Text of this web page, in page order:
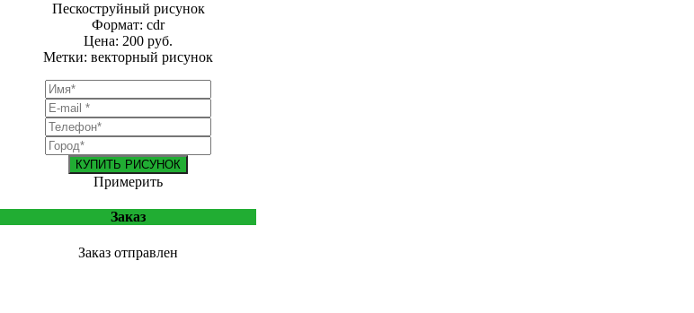
Пескоструйный рисунок
Формат: cdr
Цена: 200 руб.
Метки: векторный рисунок
КУПИТЬ РИСУНОК
Примерить
Заказ
Заказ отправлен